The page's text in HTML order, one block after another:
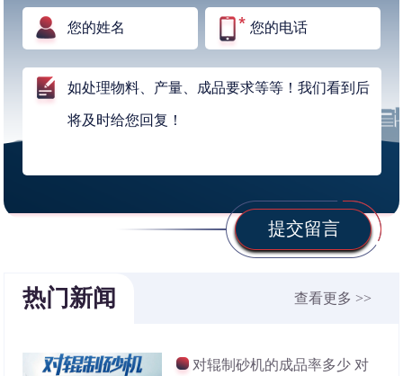
提交留言
热门新闻 查看更多 >>
对辊制砂机的成品率多少 对